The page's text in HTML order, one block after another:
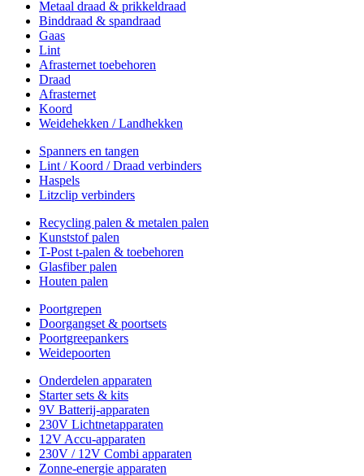
Metaal draad & prikkeldraad
Binddraad & spandraad
Gaas
Lint
Afrasternet toebehoren
Draad
Afrasternet
Koord
Weidehekken / Landhekken
Spanners en tangen
Lint / Koord / Draad verbinders
Haspels
Litzclip verbinders
Recycling palen & metalen palen
Kunststof palen
T-Post t-palen & toebehoren
Glasfiber palen
Houten palen
Poortgrepen
Doorgangset & poortsets
Poortgreepankers
Weidepoorten
Onderdelen apparaten
Starter sets & kits
9V Batterij-apparaten
230V Lichtnetapparaten
12V Accu-apparaten
230V / 12V Combi apparaten
Zonne-energie apparaten